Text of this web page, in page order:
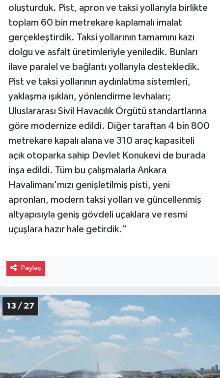
oluşturduk. Pist, apron ve taksi yollarıyla birlikte
toplam 60 bin metrekare kaplamalı imalat
gerçekleştirdik. Taksi yollarının tamamını kazı
dolgu ve asfalt üretimleriyle yeniledik. Bunları
ilave paralel ve bağlantı yollarıyla destekledik.
Pist ve taksi yollarının aydınlatma sistemleri,
yaklaşma ışıkları, yönlendirme levhaları;
Uluslararası Sivil Havacılık Örgütü standartlarına
göre modernize edildi. Diğer taraftan 4 bin 800
metrekare kapalı alana ve 310 araç kapasiteli
açık otoparka sahip Devlet Konukevi de burada
inşa edildi. Tüm bu çalışmalarla Ankara
Havalimanı'mızı genişletilmiş pisti, yeni
apronları, modern taksi yolları ve güncellenmiş
altyapısıyla geniş gövdeli uçaklara ve resmi
uçuşlara hazır hale getirdik."
Paylaş
13 / 27